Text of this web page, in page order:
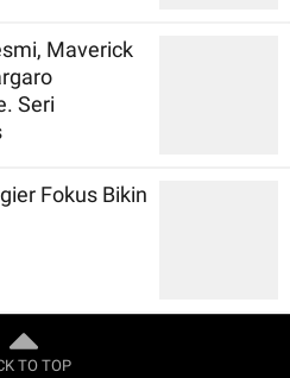
Maverick
Seri
Fokus Bikin
TO TOP